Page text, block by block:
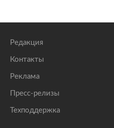
Редакция
Контакты
Реклама
Пресс-релизы
Техподдержка